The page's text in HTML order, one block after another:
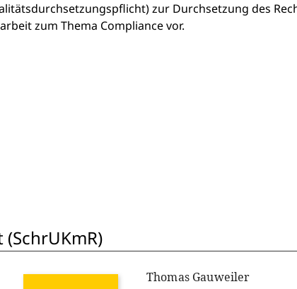
zur Durchsetzung des
zum Thema Compliance vor.
Thomas Gauweiler